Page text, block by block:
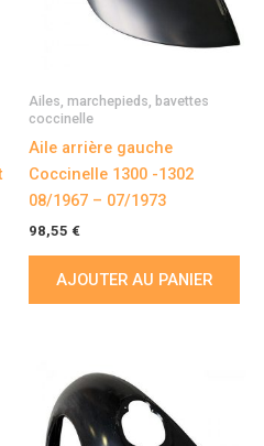
Ailes, marchepieds, bavettes
coccinelle
Aile arrière gauche
Coccinelle 1300 -1302
08/1967 – 07/1973
98,55 €
AJOUTER AU PANIER